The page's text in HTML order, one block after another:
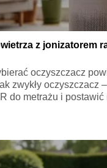
z jonizatorem
oczyszczacz
zwykły oczyszczacz
do metrażu i postawić